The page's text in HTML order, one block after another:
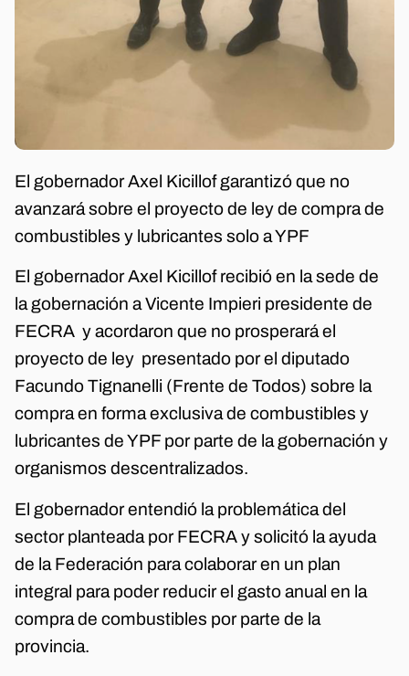
El gobernador Axel Kicillof garantizó que no
avanzará sobre el proyecto de ley de compra de
combustibles y lubricantes solo a YPF
El gobernador Axel Kicillof recibió en la sede de
la gobernación a Vicente Impieri presidente de
FECRA y acordaron que no prosperará el
proyecto de ley presentado por el diputado
Facundo Tignanelli (Frente de Todos) sobre la
compra en forma exclusiva de combustibles y
lubricantes de YPF por parte de la gobernación y
organismos descentralizados.
El gobernador entendió la problemática del
sector planteada por FECRA y solicitó la ayuda
de la Federación para colaborar en un plan
integral para poder reducir el gasto anual en la
compra de combustibles por parte de la
provincia.